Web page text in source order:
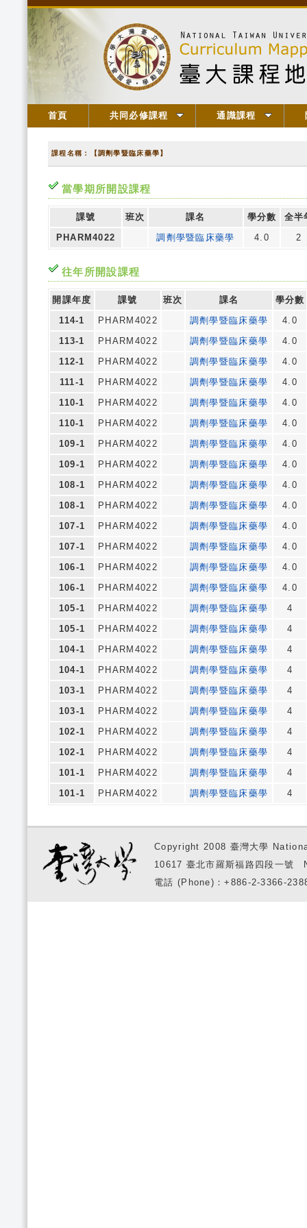
首頁 共同必修課程 通識課程
課程名稱：【調劑學暨臨床藥學】
當學期所開設課程
課號 班次 課名 學分數
全半
PHARM4022
調劑學暨臨床藥學 4.0 2
往年所開設課程
開課年度 課號 班次 課名
學分數
114-1
PHARM4022 調劑學暨臨床藥學
4.0
113-1
PHARM4022 調劑學暨臨床藥學
4.0
112-1
PHARM4022 調劑學暨臨床藥學
4.0
111-1
PHARM4022 調劑學暨臨床藥學
4.0
110-1
PHARM4022 調劑學暨臨床藥學
4.0
110-1
PHARM4022 調劑學暨臨床藥學
4.0
109-1
PHARM4022 調劑學暨臨床藥學
4.0
109-1
PHARM4022 調劑學暨臨床藥學
4.0
108-1
PHARM4022 調劑學暨臨床藥學
4.0
108-1
PHARM4022 調劑學暨臨床藥學
4.0
107-1
PHARM4022 調劑學暨臨床藥學
4.0
107-1
PHARM4022 調劑學暨臨床藥學
4.0
106-1
PHARM4022 調劑學暨臨床藥學
4.0
106-1
PHARM4022 調劑學暨臨床藥學
4.0
105-1
PHARM4022 調劑學暨臨床藥學
4
105-1
PHARM4022 調劑學暨臨床藥學
4
104-1
PHARM4022 調劑學暨臨床藥學
4
104-1
PHARM4022 調劑學暨臨床藥學
4
103-1
PHARM4022 調劑學暨臨床藥學
4
103-1
PHARM4022 調劑學暨臨床藥學
4
102-1
PHARM4022 調劑學暨臨床藥學
4
102-1
PHARM4022 調劑學暨臨床藥學
4
101-1
PHARM4022 調劑學暨臨床藥學
4
101-1
PHARM4022 調劑學暨臨床藥學 4
Copyright 2008 臺灣大學
10617 臺北市羅斯福路四段一
電話 (Phone)：+886-2-3366-